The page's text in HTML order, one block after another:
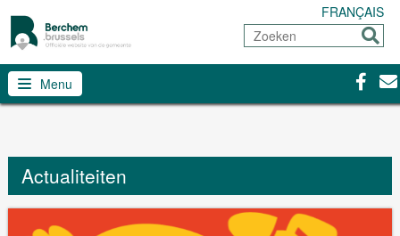
FRANÇAIS
Zoeken
Sturen
Menu
Actualiteiten